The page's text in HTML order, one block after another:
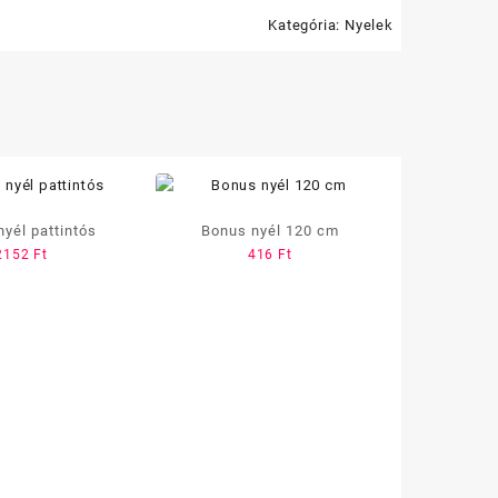
Kategória: Nyelek
pattintós
Ft
Bonus nyél 120 cm
416 Ft